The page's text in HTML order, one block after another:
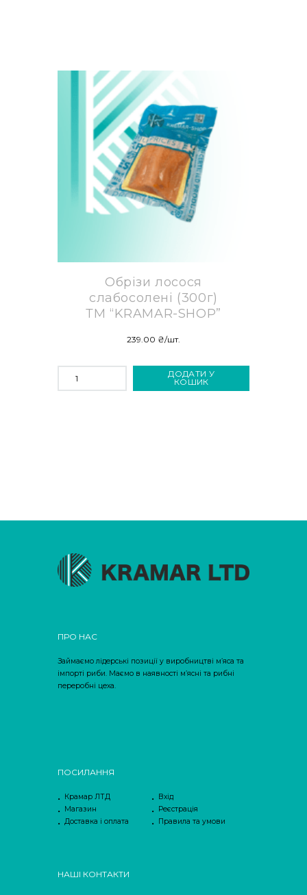
Обрізи лосося
слабосолені (300г)
ТМ “KRAMAR-SHOP”
239.00 ₴/шт.
ОБРІЗИ
ЛОСОСЯ
(300Г)
ДОДАТИ У
КОШИК
ПРО НАС
Займаємо лідерські позиції у виробництві м’яса та
імпорті риби. Маємо в наявності м’ясні та рибні
переробні цеха.
ПОСИЛАННЯ
Крамар ЛТД
Вхід
Магазин
Реєстрація
Доставка і оплата
Правила та умови
НАШІ КОНТАКТИ